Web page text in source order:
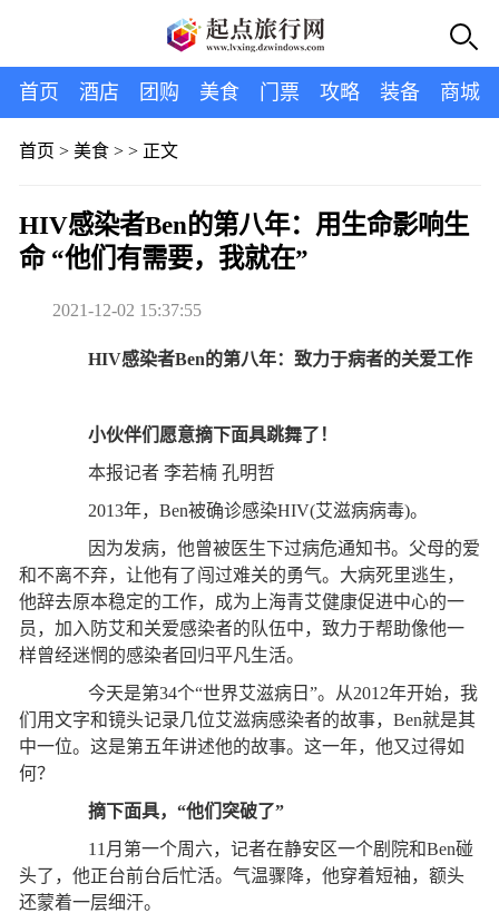
首页 酒店 团购 美食 门票 攻略 装备 商城
首页 > 美食> > 正文
HIV感染者Ben的第八年：用生命影响生
命 “他们有需要，我就在”
2021-12-02 15:37:55
HIV感染者Ben的第八年：致力于病者的关爱工作
小伙伴们愿意摘下面具跳舞了！
本报记者 李若楠 孔明哲
2013年，Ben被确诊感染HIV(艾滋病病毒)。
因为发病，他曾被医生下过病危通知书。父母的爱
和不离不弃，让他有了闯过难关的勇气。大病死里逃生，
他辞去原本稳定的工作，成为上海青艾健康促进中心的一
员，加入防艾和关爱感染者的队伍中，致力于帮助像他一
样曾经迷惘的感染者回归平凡生活。
今天是第34个“世界艾滋病日”。从2012年开始，我
们用文字和镜头记录几位艾滋病感染者的故事，Ben就是其
中一位。这是第五年讲述他的故事。这一年，他又过得如
何？
摘下面具，“他们突破了”
11月第一个周六，记者在静安区一个剧院和Ben碰
头了，他正台前台后忙活。气温骤降，他穿着短袖，额头
还蒙着一层细汗。